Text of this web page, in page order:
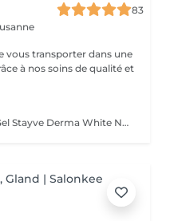
83
vous transporter dans une
à nos soins de qualité et
Stayve Derma White Exfoliating Gel Stayve Derma White Neutralizing Foam BB Glow Serum (fondation, pigment) RibeSkin RX Mask LED Light Therapy Stayve Repair Cream À RENOUVELER 15 JOURS APRÈS, POUR AVOIR LES MEILLEURS RESULTATS!